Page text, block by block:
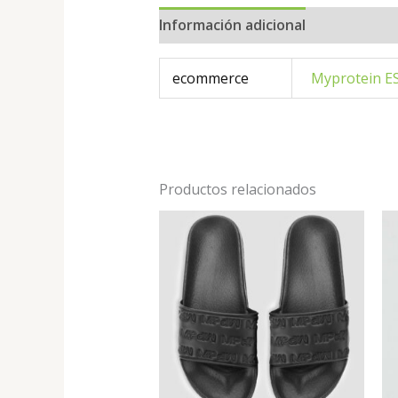
Información adicional
ecommerce Myprotein
Productos relacionados